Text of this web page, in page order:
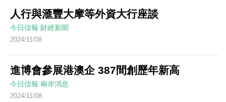
人行與滙豐大摩等外資大行座談
今日信報 財經新聞
2024/11/08
進博會參展港澳企 387間創歷年新高
今日信報 兩岸消息
2024/11/08